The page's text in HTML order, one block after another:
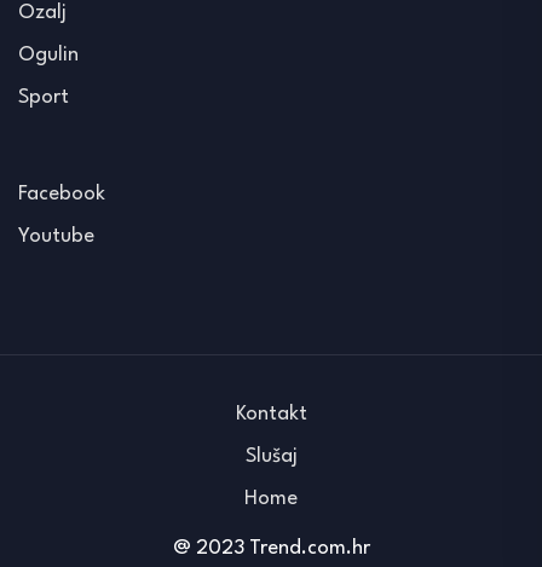
Ozalj
Ogulin
Sport
Facebook
Youtube
@ 2023 Trend.com.hr
Kontakt
Slušaj
Home